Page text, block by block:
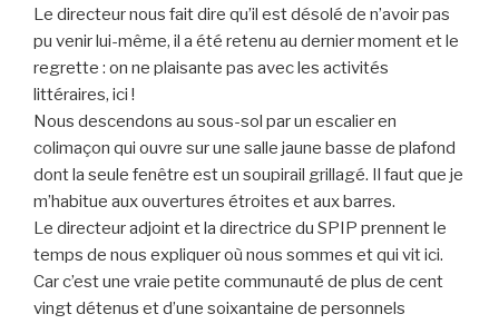
Le directeur nous fait dire qu’il est désolé de n’avoir pas
pu venir lui-même, il a été retenu au dernier moment et le
regrette : on ne plaisante pas avec les activités
littéraires, ici !
Nous descendons au sous-sol par un escalier en
colimaçon qui ouvre sur une salle jaune basse de plafond
dont la seule fenêtre est un soupirail grillagé. Il faut que je
m’habitue aux ouvertures étroites et aux barres.
Le directeur adjoint et la directrice du SPIP prennent le
temps de nous expliquer où nous sommes et qui vit ici.
Car c’est une vraie petite communauté de plus de cent
vingt détenus et d’une soixantaine de personnels